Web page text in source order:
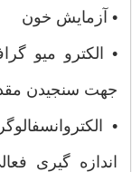
• آزمایش خون
جهت سنجیدن
اندازه گیری